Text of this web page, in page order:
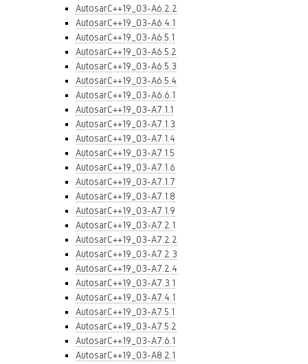
AutosarC++19_03-A6.2.2
AutosarC++19_03-A6.4.1
AutosarC++19_03-A6.5.1
AutosarC++19_03-A6.5.2
AutosarC++19_03-A6.5.3
AutosarC++19_03-A6.5.4
AutosarC++19_03-A6.6.1
AutosarC++19_03-A7.1.1
AutosarC++19_03-A7.1.3
AutosarC++19_03-A7.1.4
AutosarC++19_03-A7.1.5
AutosarC++19_03-A7.1.6
AutosarC++19_03-A7.1.7
AutosarC++19_03-A7.1.8
AutosarC++19_03-A7.1.9
AutosarC++19_03-A7.2.1
AutosarC++19_03-A7.2.2
AutosarC++19_03-A7.2.3
AutosarC++19_03-A7.2.4
AutosarC++19_03-A7.3.1
AutosarC++19_03-A7.4.1
AutosarC++19_03-A7.5.1
AutosarC++19_03-A7.5.2
AutosarC++19_03-A7.6.1
AutosarC++19_03-A8.2.1